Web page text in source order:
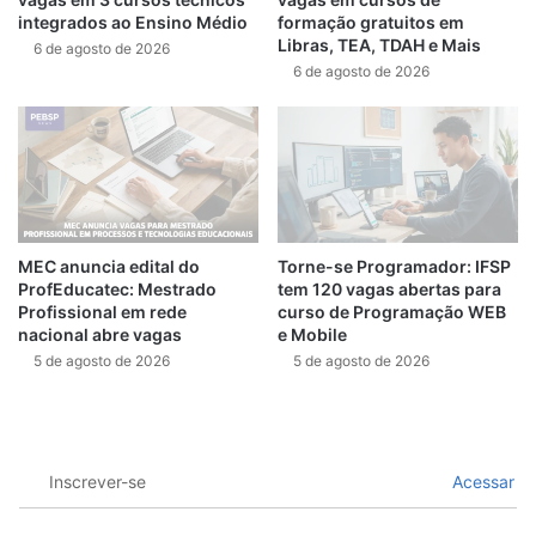
integrados ao Ensino Médio
6 de agosto de 2026
formação gratuitos em
Libras, TEA, TDAH e Mais
6 de agosto de 2026
MEC anuncia edital do
ProfEducatec: Mestrado
Profissional em rede
nacional abre vagas
5 de agosto de 2026
Torne-se Programador: IFSP
tem 120 vagas abertas para
curso de Programação WEB
e Mobile
5 de agosto de 2026
Inscrever-se Acessar